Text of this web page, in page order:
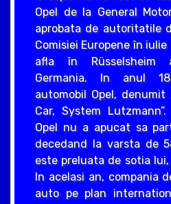
Opel de la General
aprobata de autoritatile
Comisiei Europene în iulie
afla în Rüsselsheim
Germania. In anul
automobil Opel, denumit
Car, System
Opel nu a apucat sa
decedand la varsta de
este preluata de sotia
In acelasi an, compania
auto pe plan